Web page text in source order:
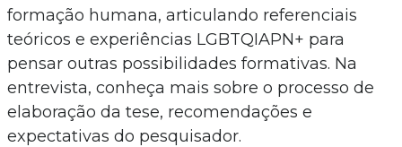
formação humana, articulando referenciais
teóricos e experiências LGBTQIAPN+ para
pensar outras possibilidades formativas. Na
entrevista, conheça mais sobre o processo de
elaboração da tese, recomendações e
expectativas do pesquisador.